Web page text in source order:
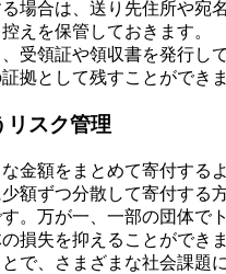
場合は、送り先住所や宛
えを保管しておきます。
受領証や領収書を発行し
拠として残すことができま
リスク管理
金額をまとめて寄付する
額ずつ分散して寄付する
。万が一、一部の団体で
損失を抑えることができま
で、さまざまな社会課題